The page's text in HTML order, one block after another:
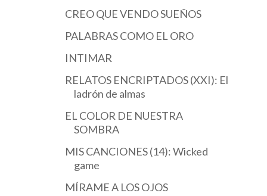
CREO QUE VENDO SUEÑOS
PALABRAS COMO EL ORO
INTIMAR
RELATOS ENCRIPTADOS (XXI): El
ladrón de almas
EL COLOR DE NUESTRA
SOMBRA
MIS CANCIONES (14): Wicked
game
MÍRAME A LOS OJOS